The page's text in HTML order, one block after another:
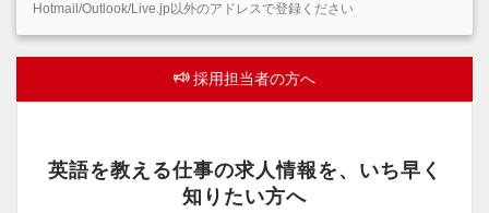
Hotmail/Outlook/Live.jp以外のアドレスで登録ください
採用担当者の方へ
英語を教える仕事の求人情報を、いち早く
知りたい方へ